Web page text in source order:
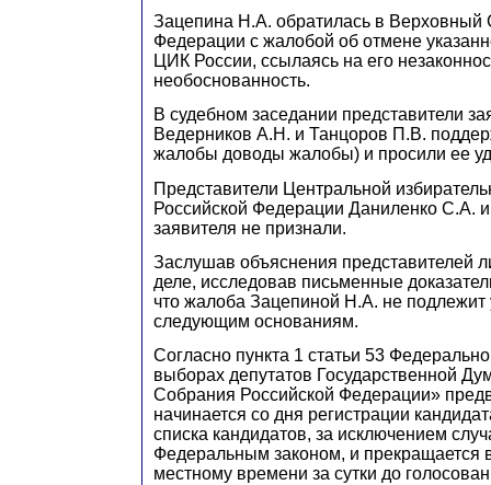
Зацепина Н.А. обратилась в Верховный
Федерации с жалобой об отмене
ЦИК России, ссылаясь на его
необоснованность.
В судебном заседании представители
Ведерников А.Н. и Танцоров П .В.
жалобы доводы жалобы) и просили ее
Представители Центральной
Российской Федерации Даниленко С.А.
заявителя не признали.
Заслушав объяснения представителей
деле, исследовав письменные
что жалоба Зацепиной Н.А. не подлежит
следующим основаниям.
Согласно пункта 1 статьи 53
выборах депутатов Государственной
Собрания Российской Федерации»
начинается со дня регистрации
списка кандидатов, за исключением
Федеральным законом, и прекращается
местному времени за сутки до